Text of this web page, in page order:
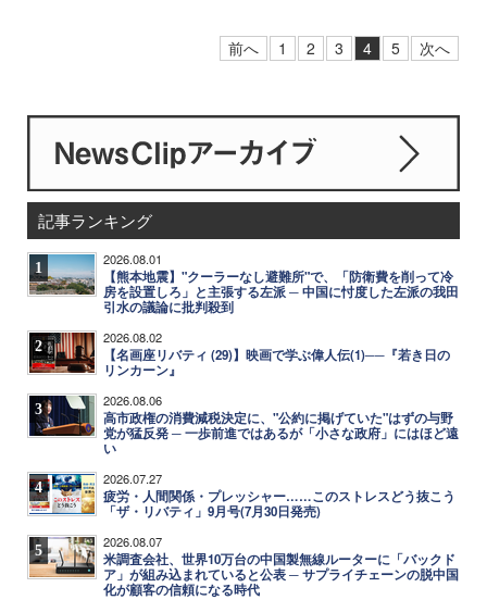
前へ 1 2 3 4 5 次へ
記事ランキング
1 2026.08.01
【熊本地震】"クーラーなし避難所"で、「防衛費を削って冷
房を設置しろ」と主張する左派 ─ 中国に忖度した左派の我田
引水の議論に批判殺到
2 2026.08.02
【名画座リバティ (29)】映画で学ぶ偉人伝(1)──『若き日の
リンカーン』
3 2026.08.06
高市政権の消費減税決定に、"公約に掲げていた"はずの与野
党が猛反発 ─ 一歩前進ではあるが「小さな政府」にはほど遠
い
4 2026.07.27
疲労・人間関係・プレッシャー……このストレスどう抜こう
「ザ・リバティ」9月号(7月30日発売)
5 2026.08.07
米調査会社、世界10万台の中国製無線ルーターに「バックド
ア」が組み込まれていると公表 ─ サプライチェーンの脱中国
化が顧客の信頼になる時代